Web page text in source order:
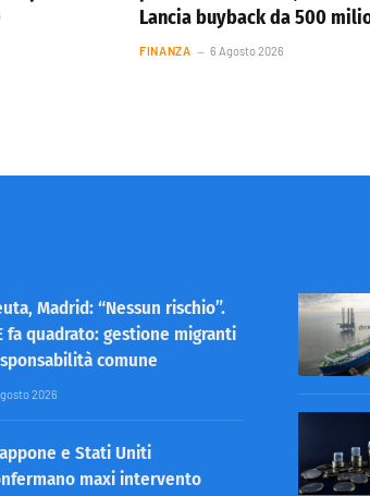
Lancia buyback da 500
FINANZA 6 Agosto 2026
Madrid: “Nessun rischio”.
fa quadrato: gestione migranti
comune
2026
e Stati Uniti
maxi intervento